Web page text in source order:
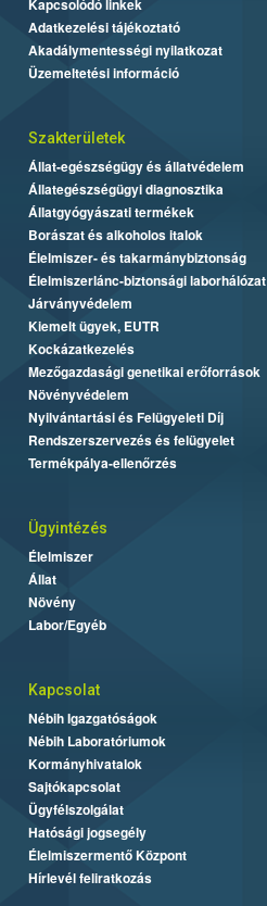
Kapcsolódó linkek
Adatkezelési tájékoztató
Akadálymentességi nyilatkozat
Üzemeltetési információ
Szakterületek
Állat-egészségügy és állatvédelem
Állategészségügyi diagnosztika
Állatgyógyászati termékek
Borászat és alkoholos italok
Élelmiszer- és takarmánybiztonság
Élelmiszerlánc-biztonsági laborhálózat
Járványvédelem
Kiemelt ügyek, EUTR
Kockázatkezelés
Mezőgazdasági genetikai erőforrások
Növényvédelem
Nyilvántartási és Felügyeleti Díj
Rendszerszervezés és felügyelet
Termékpálya-ellenőrzés
Ügyintézés
Élelmiszer
Állat
Növény
Labor/Egyéb
Kapcsolat
Nébih Igazgatóságok
Nébih Laboratóriumok
Kormányhivatalok
Sajtókapcsolat
Ügyfélszolgálat
Hatósági jogsegély
Élelmiszermentő Központ
Hírlevél feliratkozás